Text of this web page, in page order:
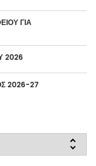
ΓΙΑ
2026
2026-27